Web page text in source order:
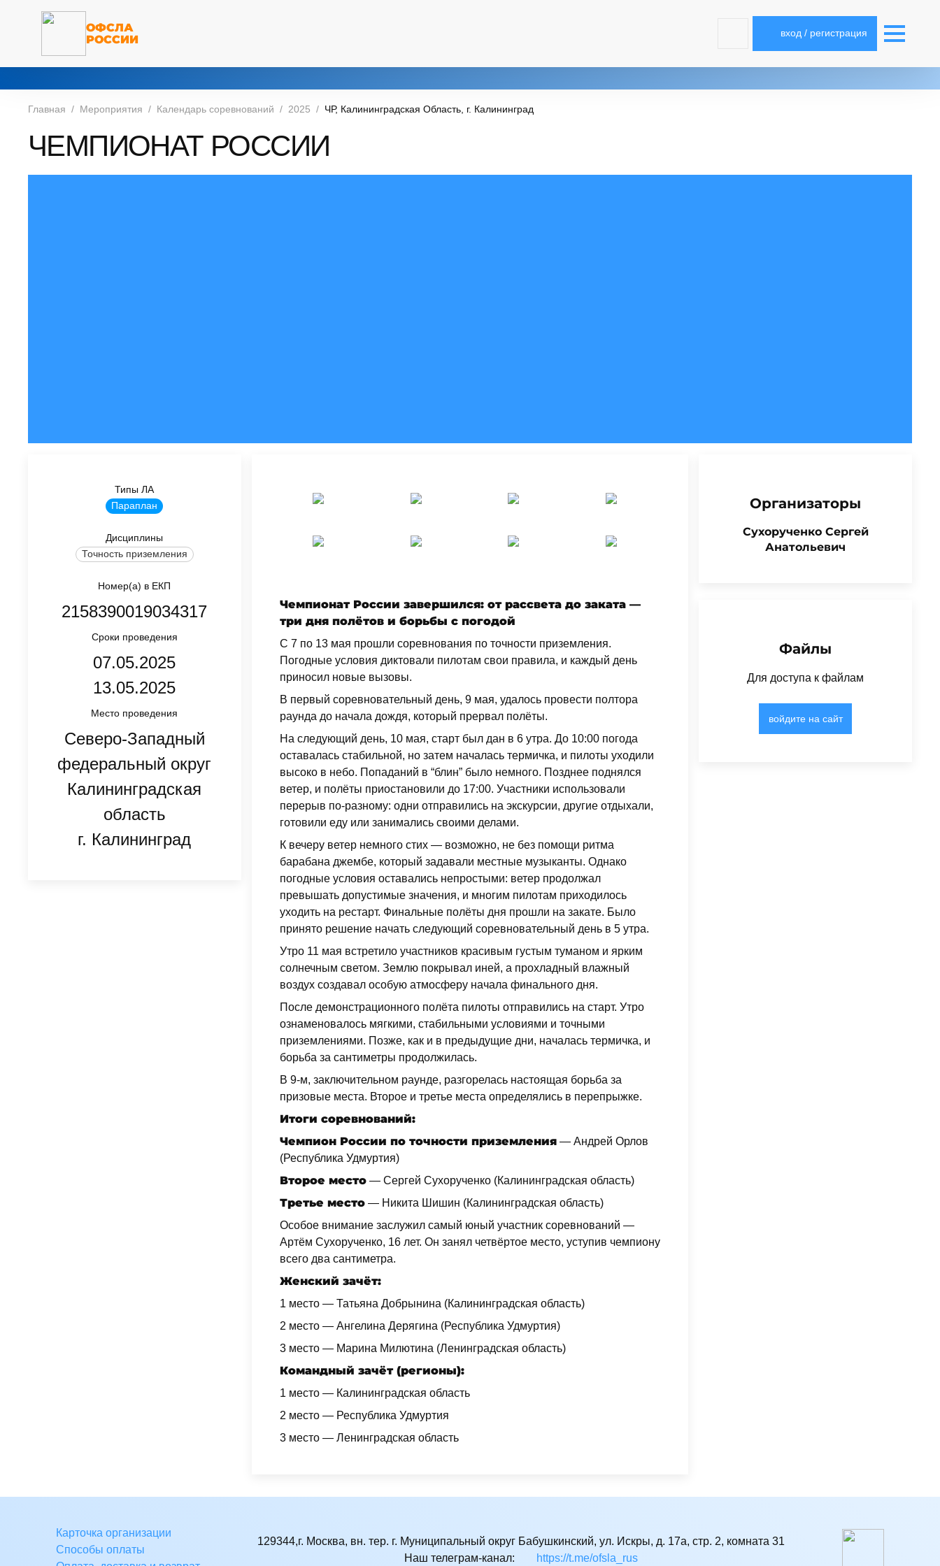
ОФСЛА
РОССИИ
вход / регистрация
Главная Мероприятия Календарь соревнований 2025 ЧР, Калининградская Область, г. Калининград
ЧЕМПИОНАТ РОССИИ
Типы ЛА
Параплан
Дисциплины
Точность приземления
Номер(а) в ЕКП
2158390019034317
Сроки проведения
07.05.2025
13.05.2025
Место проведения
Северо-Западный
федеральный округ
Калининградская
область
г. Калининград
Чемпионат России завершился: от рассвета до заката —
три дня полётов и борьбы с погодой
С 7 по 13 мая прошли соревнования по точности приземления.
Погодные условия диктовали пилотам свои правила, и каждый день
приносил новые вызовы.
В первый соревновательный день, 9 мая, удалось провести полтора
раунда до начала дождя, который прервал полёты.
На следующий день, 10 мая, старт был дан в 6 утра. До 10:00 погода
оставалась стабильной, но затем началась термичка, и пилоты уходили
высоко в небо. Попаданий в “блин” было немного. Позднее поднялся
ветер, и полёты приостановили до 17:00. Участники использовали
перерыв по-разному: одни отправились на экскурсии, другие отдыхали,
готовили еду или занимались своими делами.
К вечеру ветер немного стих — возможно, не без помощи ритма
барабана джембе, который задавали местные музыканты. Однако
погодные условия оставались непростыми: ветер продолжал
превышать допустимые значения, и многим пилотам приходилось
уходить на рестарт. Финальные полёты дня прошли на закате. Было
принято решение начать следующий соревновательный день в 5 утра.
Утро 11 мая встретило участников красивым густым туманом и ярким
солнечным светом. Землю покрывал иней, а прохладный влажный
воздух создавал особую атмосферу начала финального дня.
После демонстрационного полёта пилоты отправились на старт. Утро
ознаменовалось мягкими, стабильными условиями и точными
приземлениями. Позже, как и в предыдущие дни, началась термичка, и
борьба за сантиметры продолжилась.
В 9-м, заключительном раунде, разгорелась настоящая борьба за
призовые места. Второе и третье места определялись в перепрыжке.
Итоги соревнований:
Чемпион России по точности приземления— Андрей Орлов
(Республика Удмуртия)
Второе место— Сергей Сухорученко (Калининградская область)
Третье место— Никита Шишин (Калининградская область)
Особое внимание заслужил самый юный участник соревнований —
Артём Сухорученко, 16 лет. Он занял четвёртое место, уступив чемпиону
всего два сантиметра.
Женский зачёт:
1 место — Татьяна Добрынина (Калининградская область)
2 место — Ангелина Дерягина (Республика Удмуртия)
3 место — Марина Милютина (Ленинградская область)
Командный зачёт (регионы):
1 место — Калининградская область
2 место — Республика Удмуртия
3 место — Ленинградская область
Организаторы
Сухорученко Сергей
Анатольевич
Файлы
Для доступа к файлам
войдите на сайт
Карточка организации
Способы оплаты
129344,г. Москва, вн. тер. г. Муниципальный округ Бабушкинский, ул. Искры, д. 17а, стр. 2, комната 31
Наш телеграм-канал:
https://t.me/ofsla_rus